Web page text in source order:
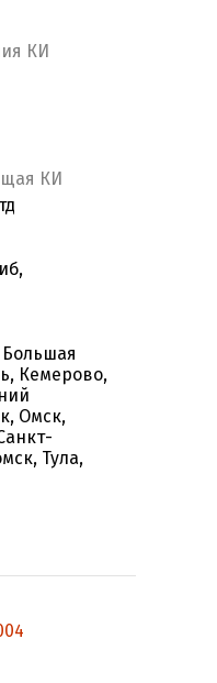
КИ
КИ
Большая
Кемерово,
Омск,
Тула,